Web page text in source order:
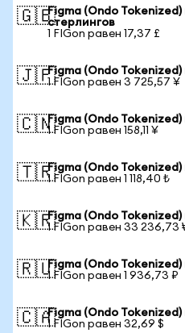
🇬🇧Figma (Ondo
стерлингов
1 FIGon равен 17,37 £
🇯🇵Figma (Ondo
1 FIGon равен 3 725,57 ¥
🇨🇳Figma (Ondo
1 FIGon равен 158,11 ¥
🇹🇷Figma (Ondo Tokenized)
1 FIGon равен 1 118,40 ₺
🇰🇷Figma (Ondo
1 FIGon равен 33 236,73
🇷🇺Figma (Ondo
1 FIGon равен 1 936,73 ₽
🇨🇦Figma (Ondo
1 FIGon равен 32,69 $